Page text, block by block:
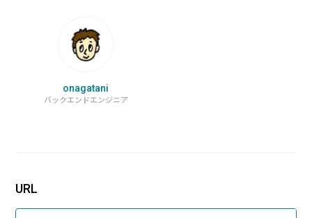
onagatani
バックエンドエンジニア
URL